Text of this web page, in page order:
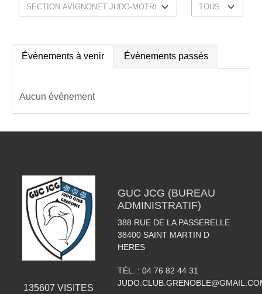
Évènements à venir Évènements passés
Aucun événement
135607 VISITES
GUC JCG (BUREAU
ADMINISTRATIF)
388 RUE DE LA PASSERELLE
38400 SAINT MARTIN D
HERES
TÉL. : 04 76 82 44 31